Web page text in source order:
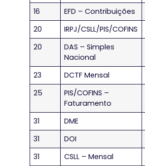
16
EFD – Contribuições
20
IRPJ/CSLL/PIS/COFINS
20
DAS – Simples
Nacional
23 DCTF Mensal
25
PIS/COFINS –
Faturamento
31 DME
31
DOI
31
CSLL – Mensal